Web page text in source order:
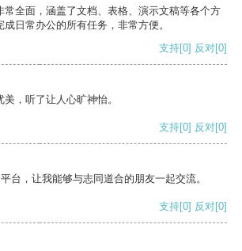
常全面，涵盖了文档、表格、演示文稿等各个方
日常办公的所有任务，非常方便。
支持[0] 反对[0]
，听了让人心旷神怡。
支持[0] 反对[0]
台，让我能够与志同道合的朋友一起交流。
支持[0] 反对[0]